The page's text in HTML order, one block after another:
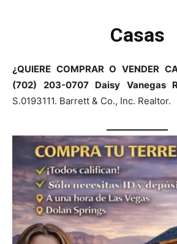
Casas
¿QUIERE COMPRAR O VENDER
(702) 203-0707 Daisy Vanegas
S.0193111. Barrett & Co., Inc. Realtor.